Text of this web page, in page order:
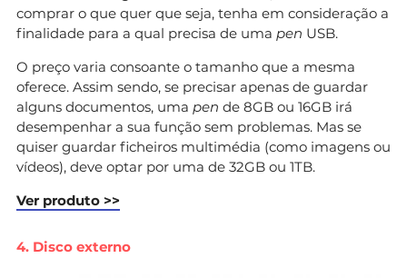
comprar o que quer que seja, tenha em consideração a
finalidade para a qual precisa de uma pen USB.
O preço varia consoante o tamanho que a mesma
oferece. Assim sendo, se precisar apenas de guardar
alguns documentos, uma pen de 8GB ou 16GB irá
desempenhar a sua função sem problemas. Mas se
quiser guardar ficheiros multimédia (como imagens ou
vídeos), deve optar por uma de 32GB ou 1TB.
Ver produto >>
4. Disco externo